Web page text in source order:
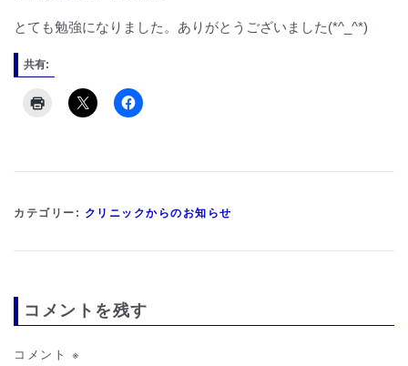
とても勉強になりました。ありがとうございました(*^_^*)
共有:
カテゴリー: クリニックからのお知らせ
コメントを残す
コメント ※